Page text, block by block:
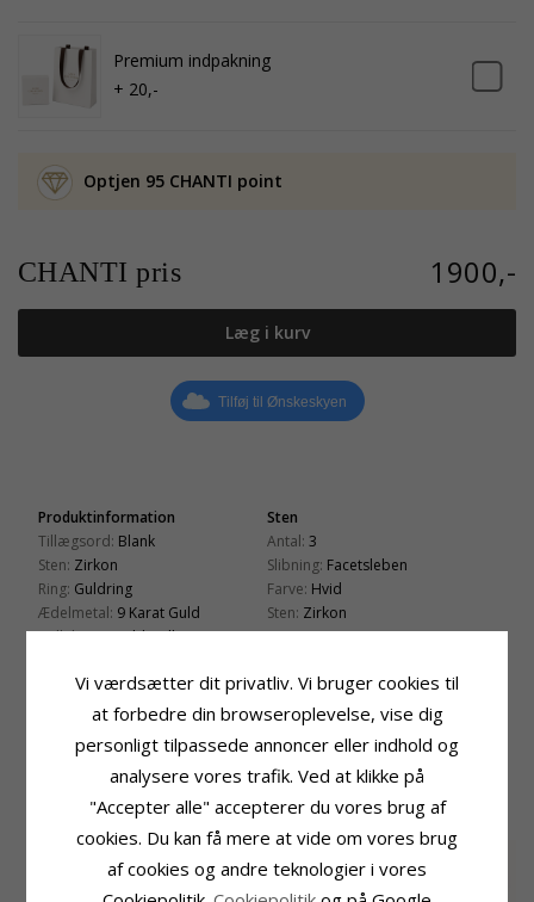
Premium indpakning
+ 20,-
Optjen 95 CHANTI point
CHANTI pris 1900,-
Læg i kurv
Tilføj til Ønskeskyen
Produktinformation
Tillægsord: Blank
Sten: Zirkon
Ring: Guldring
Ædelmetal: 9 Karat Guld
Kollektion:Gold Collection
Sten
Antal: 3
Slibning: Facetsleben
Farve: Hvid
Sten: Zirkon
Bredde Top:
Bredde Bund:
Tykkelse Top:1,9 mm
Tykkelse Bund: 0,4 mm
RELATEREDE PRODUKTER
Vi værdsætter dit privatliv. Vi bruger cookies til
at forbedre din browseroplevelse, vise dig
personligt tilpassede annoncer eller indhold og
analysere vores trafik. Ved at klikke på
"Accepter alle" accepterer du vores brug af
cookies. Du kan få mere at vide om vores brug
af cookies og andre teknologier i vores